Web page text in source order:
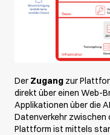
Der Zugang zur
direkt über einen Web-
Applikationen über die
Datenverkehr zwischen
Plattform ist mittels